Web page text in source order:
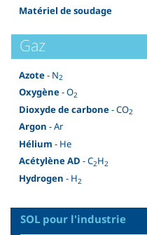
Matériel de soudage
Gaz
Azote- N2
Oxygène- O2
Dioxyde de carbone- CO2
Argon - Ar
Hélium - He
Acétylène AD - C2H2
Hydrogen - H2
SOL pour l'industrie